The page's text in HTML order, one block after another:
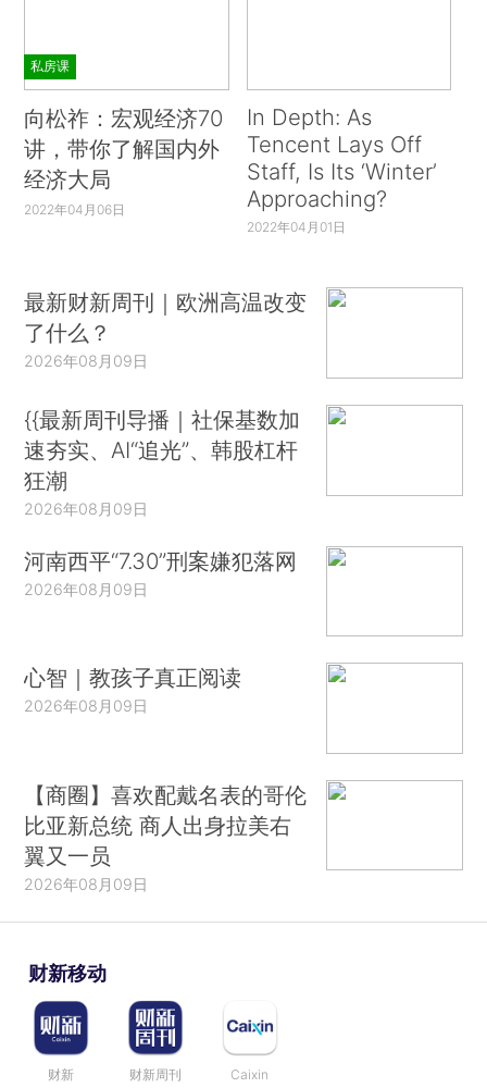
私房课
向松祚：宏观经济70
讲，带你了解国内外
经济大局
2022年04月06日
In Depth: As
Tencent Lays Off
Staff, Is Its ‘Winter’
Approaching?
2022年04月01日
最新财新周刊｜欧洲高温改变
了什么？
2026年08月09日
{{最新周刊导播｜社保基数加
速夯实、AI“追光”、韩股杠杆
狂潮
2026年08月09日
河南西平“7.30”刑案嫌犯落网
2026年08月09日
心智｜教孩子真正阅读
2026年08月09日
【商圈】喜欢配戴名表的哥伦
比亚新总统 商人出身拉美右
翼又一员
2026年08月09日
财新移动
财新 财新周刊 Caixin